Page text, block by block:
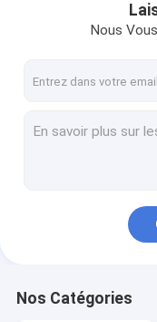
Nous
Nos Catégories